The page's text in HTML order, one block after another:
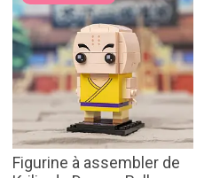
Figurine à assembler de